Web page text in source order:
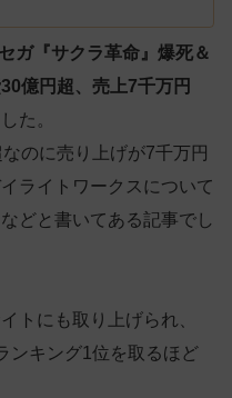
セガ『サクラ革命』爆死＆
億円超、売上7千万円
た。
のに売り上げが7千万円
ライトワークスについて
どと書いてある記事でし
トにも取り上げられ、
ンキング1位を取るほど